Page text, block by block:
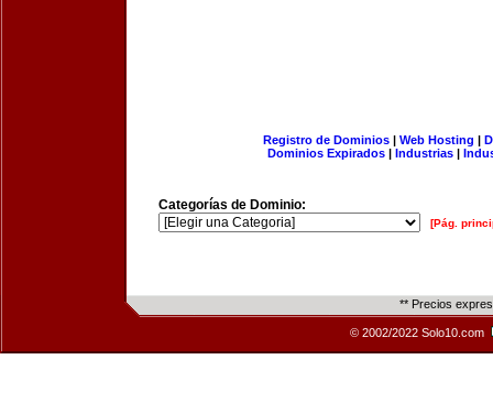
Registro de Dominios| Web Hosting |
Dominios Expirados | Industrias |
Categorías de Dominio:
[Pág.
** Precios
© 2002/2022 Solo10.com